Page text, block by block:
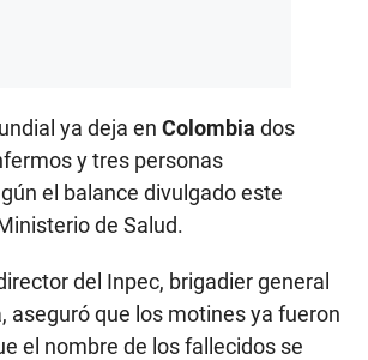
ya deja en Colombia dos
y tres personas
el balance divulgado este
de Salud.
del Inpec, brigadier general
aseguró que los motines ya fueron
el nombre de los fallecidos se